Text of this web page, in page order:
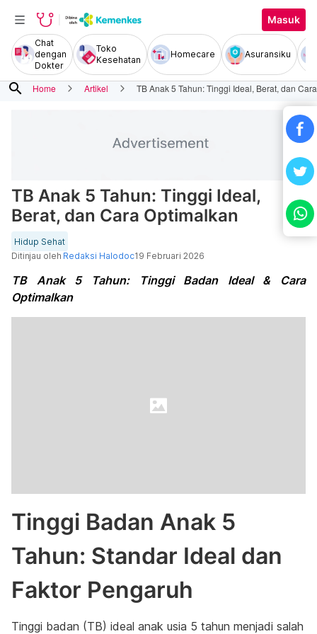
Masuk
Chat
dengan
Dokter
Toko
Kesehatan
Homecare Asuransiku
search Home Artikel TB Anak 5 Tahun: Tinggi Ideal, Berat, dan
TB Anak 5 Tahun: Tinggi Ideal,
Berat, dan Cara Optimalkan
Hidup Sehat
Ditinjau oleh Redaksi Halodoc19 Februari 2026
TB Anak 5 Tahun: Tinggi Badan Ideal & Cara
Optimalkan
Tinggi Badan Anak 5
Tahun: Standar Ideal dan
Faktor Pengaruh
Tinggi badan (TB) ideal anak usia 5 tahun menjadi salah